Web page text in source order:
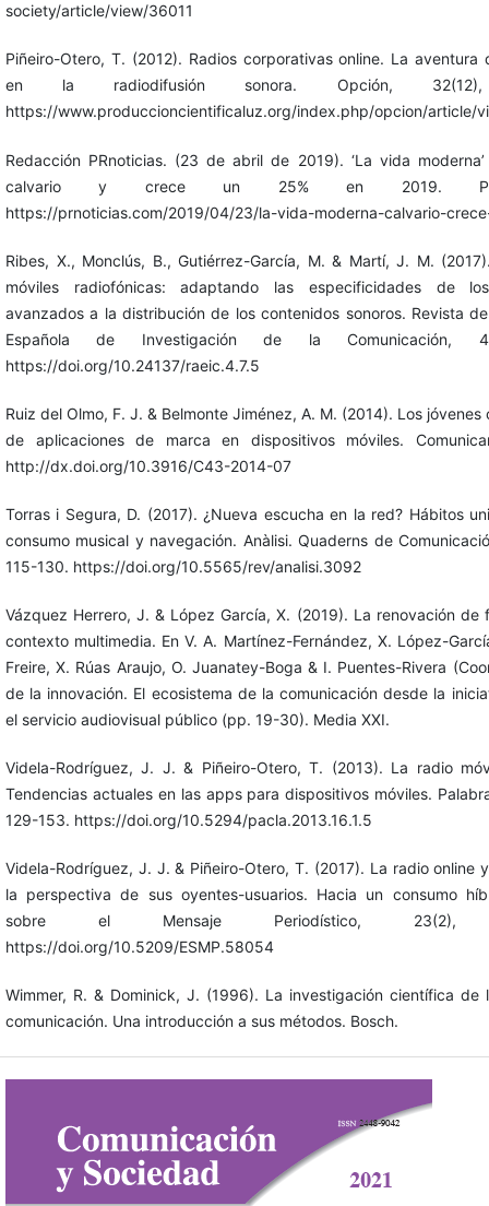
society/article/view/36011
Piñeiro-Otero, T. (2012). Radios corporativas online. La aventura
en la radiodifusión sonora. Opción, 32(12),
https://www.produccioncientificaluz.org/index.php/opcion/article/
Redacción PRnoticias. (23 de abril de 2019). ‘La vida
calvario y crece un 25% en 2019.
https://prnoticias.com/2019/04/23/la-vida-moderna-calvario-
Ribes, X., Monclús, B., Gutiérrez-García, M. & Martí, J. M.
móviles radiofónicas: adaptando las especificidades de
avanzados a la distribución de los contenidos sonoros. Revista
Española de Investigación de la Comunicación,
https://doi.org/10.24137/raeic.4.7.5
Ruiz del Olmo, F. J. & Belmonte Jiménez, A. M. (2014). Los jóvenes
de aplicaciones de marca en dispositivos móviles.
http://dx.doi.org/10.3916/C43-2014-07
Torras i Segura, D. (2017). ¿Nueva escucha en la red? Hábitos
consumo musical y navegación. Anàlisi. Quaderns de
115-130. https://doi.org/10.5565/rev/analisi.3092
Vázquez Herrero, J. & López García, X. (2019). La renovación de
contexto multimedia. En V. A. Martínez-Fernández, X. López-
Freire, X. Rúas Araujo, O. Juanatey-Boga & I. Puentes-Rivera
de la innovación. El ecosistema de la comunicación desde la
el servicio audiovisual público (pp. 19-30). Media XXI.
Videla-Rodríguez, J. J. & Piñeiro-Otero, T. (2013). La radio
Tendencias actuales en las apps para dispositivos móviles.
129-153. https://doi.org/10.5294/pacla.2013.16.1.5
Videla-Rodríguez, J. J. & Piñeiro-Otero, T. (2017). La radio online
la perspectiva de sus oyentes-usuarios. Hacia un consumo
sobre el Mensaje Periodístico, 23(2),
https://doi.org/10.5209/ESMP.58054
Wimmer, R. & Dominick, J. (1996). La investigación científica de
comunicación. Una introducción a sus métodos. Bosch.